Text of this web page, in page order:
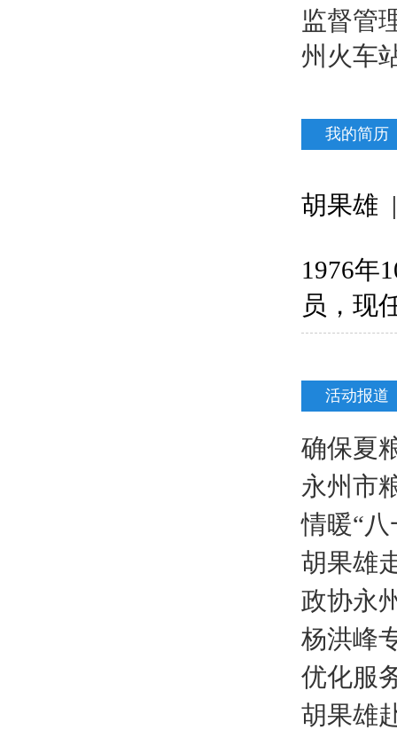
监督管
州火车
我的简历
胡果雄
1976年
员，现
活动报道
确保夏
永州市
情暖“
胡果雄
政协永
杨洪峰
优化服
胡果雄